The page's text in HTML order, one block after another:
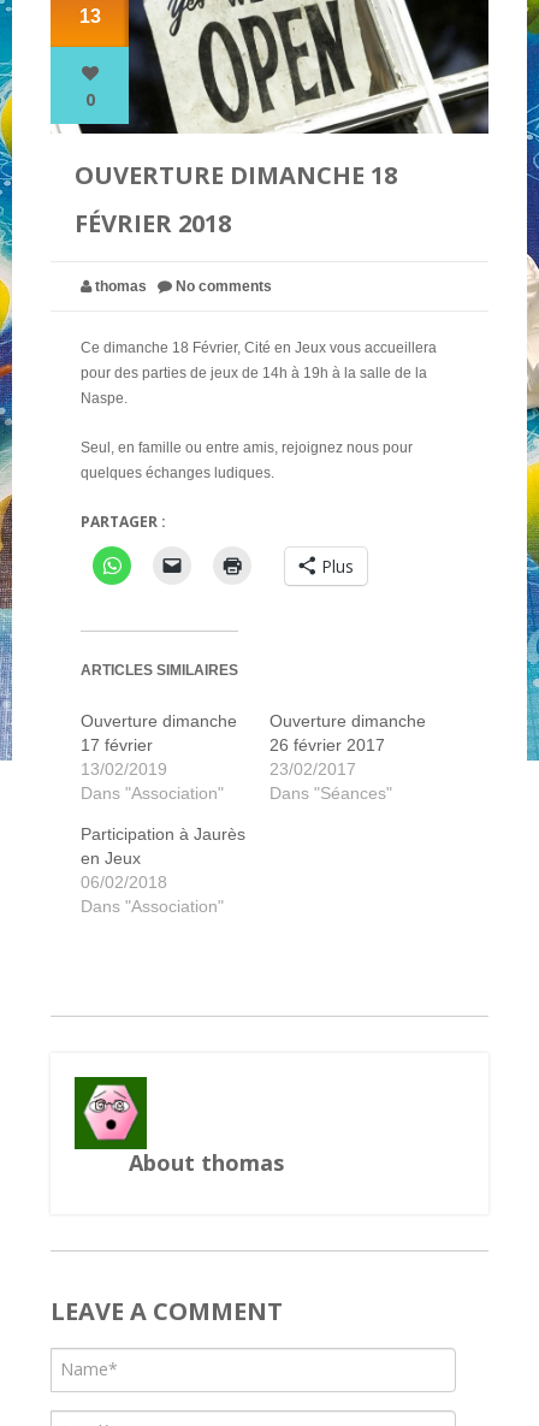
NOS PARTENAIRES
NOUS CONTACTER !
13
0
OUVERTURE DIMANCHE 18
FÉVRIER 2018
thomas No comments
Ce dimanche 18 Février, Cité en Jeux vous accueillera
pour des parties de jeux de 14h à 19h à la salle de la
Naspe.
Seul, en famille ou entre amis, rejoignez nous pour
quelques échanges ludiques.
PARTAGER :
Plus
ARTICLES SIMILAIRES
Ouverture dimanche
17 février
13/02/2019
Dans "Association"
Ouverture dimanche
26 février 2017
23/02/2017
Dans "Séances"
Participation à Jaurès
en Jeux
06/02/2018
Dans "Association"
About thomas
LEAVE A COMMENT